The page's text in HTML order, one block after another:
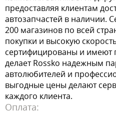
предоставляя клиентам
автозапчастей в наличии.
200 магазинов по всей
покупки и высокую
сертифицированы и имеют
делает Rossko надежным
автолюбителей и
выгодные цены делают
каждого клиента.
Оплата: